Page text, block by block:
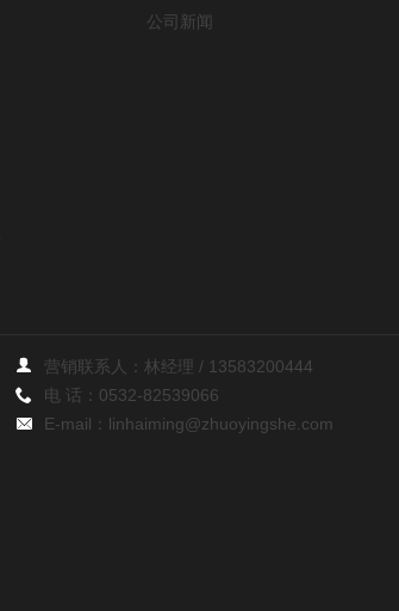
公司新闻
营销联系人：林经理 / 13583200444
电 话： 0532-82539066
E-mail： linhaiming@zhuoyingshe.com